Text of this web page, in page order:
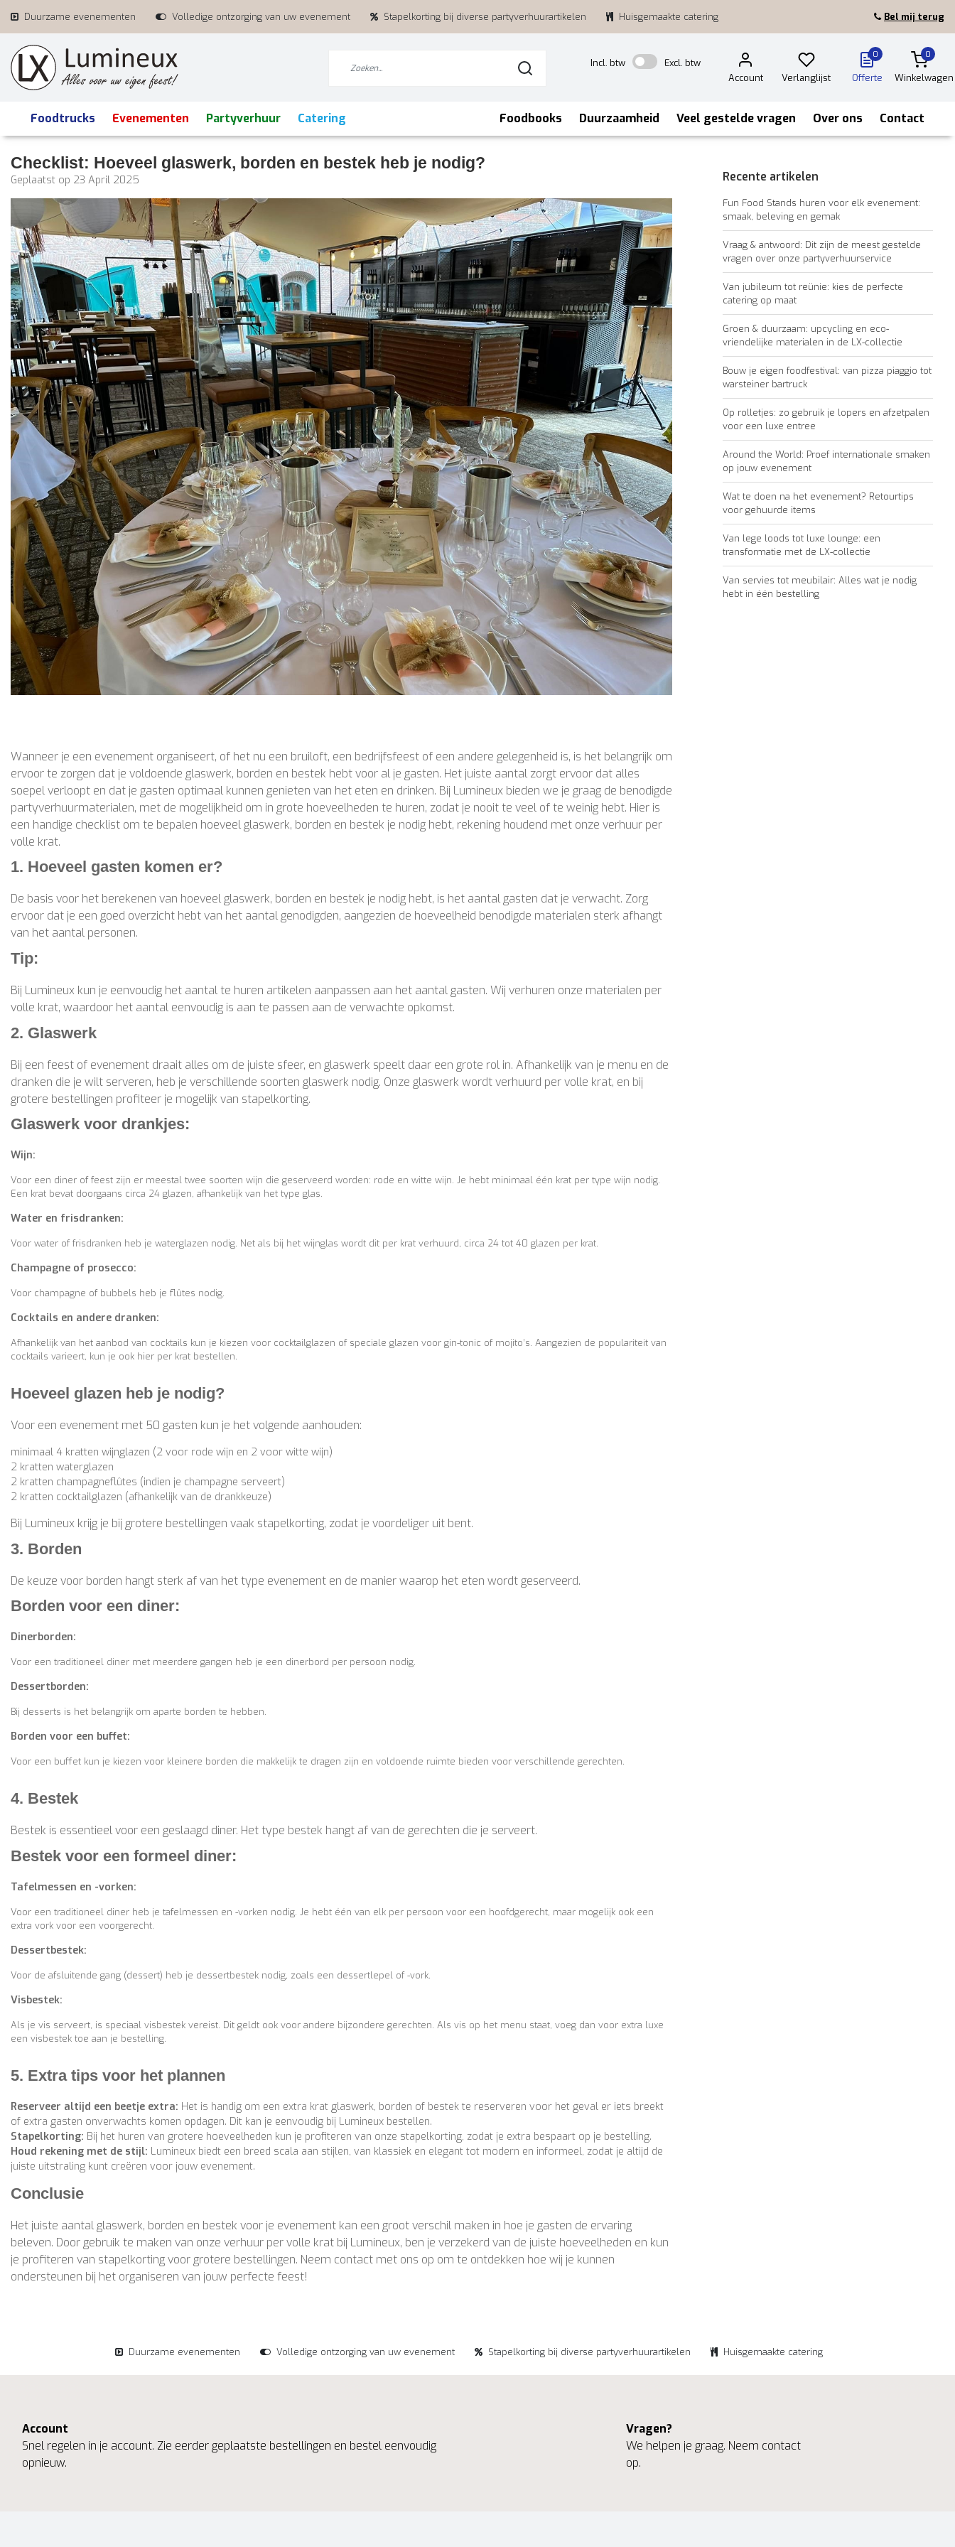
Duurzame evenementen Volledige ontzorging van uw evenement Stapelkorting bij diverse partyverhuurartikelen Huisgemaakte catering Bel mij terug
Incl. btw
Excl. btw
Account
Verlanglijst
0
Offerte
0
Winkelwagen
Foodtrucks Evenementen Partyverhuur Catering Foodbooks Duurzaamheid Veel gestelde vragen Over ons Contact
Checklist: Hoeveel glaswerk, borden en bestek heb je nodig?
Geplaatst op 23 April 2025
Wanneer je een evenement organiseert, of het nu een bruiloft, een bedrijfsfeest of een andere gelegenheid is, is het belangrijk om
ervoor te zorgen dat je voldoende glaswerk, borden en bestek hebt voor al je gasten. Het juiste aantal zorgt ervoor dat alles
soepel verloopt en dat je gasten optimaal kunnen genieten van het eten en drinken. Bij Lumineux bieden we je graag de benodigde
partyverhuurmaterialen, met de mogelijkheid om in grote hoeveelheden te huren, zodat je nooit te veel of te weinig hebt. Hier is
een handige checklist om te bepalen hoeveel glaswerk, borden en bestek je nodig hebt, rekening houdend met onze verhuur per
volle krat.
1. Hoeveel gasten komen er?
De basis voor het berekenen van hoeveel glaswerk, borden en bestek je nodig hebt, is het aantal gasten dat je verwacht. Zorg
ervoor dat je een goed overzicht hebt van het aantal genodigden, aangezien de hoeveelheid benodigde materialen sterk afhangt
van het aantal personen.
Tip:
Bij Lumineux kun je eenvoudig het aantal te huren artikelen aanpassen aan het aantal gasten. Wij verhuren onze materialen per
volle krat, waardoor het aantal eenvoudig is aan te passen aan de verwachte opkomst.
2. Glaswerk
Bij een feest of evenement draait alles om de juiste sfeer, en glaswerk speelt daar een grote rol in. Afhankelijk van je menu en de
dranken die je wilt serveren, heb je verschillende soorten glaswerk nodig. Onze glaswerk wordt verhuurd per volle krat, en bij
grotere bestellingen profiteer je mogelijk van stapelkorting.
Glaswerk voor drankjes:
Wijn:
Voor een diner of feest zijn er meestal twee soorten wijn die geserveerd worden: rode en witte wijn. Je hebt minimaal één krat per type wijn nodig.
Een krat bevat doorgaans circa 24 glazen, afhankelijk van het type glas.
Water en frisdranken:
Voor water of frisdranken heb je waterglazen nodig. Net als bij het wijnglas wordt dit per krat verhuurd, circa 24 tot 40 glazen per krat.
Champagne of prosecco:
Voor champagne of bubbels heb je flûtes nodig.
Cocktails en andere dranken:
Afhankelijk van het aanbod van cocktails kun je kiezen voor cocktailglazen of speciale glazen voor gin-tonic of mojito’s. Aangezien de populariteit van
cocktails varieert, kun je ook hier per krat bestellen.
Hoeveel glazen heb je nodig?
Voor een evenement met 50 gasten kun je het volgende aanhouden:
minimaal 4 kratten wijnglazen (2 voor rode wijn en 2 voor witte wijn)
2 kratten waterglazen
2 kratten champagneflûtes (indien je champagne serveert)
2 kratten cocktailglazen (afhankelijk van de drankkeuze)
Bij Lumineux krijg je bij grotere bestellingen vaak stapelkorting, zodat je voordeliger uit bent.
3. Borden
De keuze voor borden hangt sterk af van het type evenement en de manier waarop het eten wordt geserveerd.
Borden voor een diner:
Dinerborden:
Voor een traditioneel diner met meerdere gangen heb je een dinerbord per persoon nodig.
Dessertborden:
Bij desserts is het belangrijk om aparte borden te hebben.
Borden voor een buffet:
Voor een buffet kun je kiezen voor kleinere borden die makkelijk te dragen zijn en voldoende ruimte bieden voor verschillende gerechten.
4. Bestek
Bestek is essentieel voor een geslaagd diner. Het type bestek hangt af van de gerechten die je serveert.
Bestek voor een formeel diner:
Tafelmessen en -vorken:
Voor een traditioneel diner heb je tafelmessen en -vorken nodig. Je hebt één van elk per persoon voor een hoofdgerecht, maar mogelijk ook een
extra vork voor een voorgerecht.
Dessertbestek:
Voor de afsluitende gang (dessert) heb je dessertbestek nodig, zoals een dessertlepel of -vork.
Visbestek:
Als je vis serveert, is speciaal visbestek vereist. Dit geldt ook voor andere bijzondere gerechten. Als vis op het menu staat, voeg dan voor extra luxe
een visbestek toe aan je bestelling.
5. Extra tips voor het plannen
Reserveer altijd een beetje extra: Het is handig om een extra krat glaswerk, borden of bestek te reserveren voor het geval er iets breekt
of extra gasten onverwachts komen opdagen. Dit kan je eenvoudig bij Lumineux bestellen.
Stapelkorting: Bij het huren van grotere hoeveelheden kun je profiteren van onze stapelkorting, zodat je extra bespaart op je bestelling.
Houd rekening met de stijl: Lumineux biedt een breed scala aan stijlen, van klassiek en elegant tot modern en informeel, zodat je altijd de
juiste uitstraling kunt creëren voor jouw evenement.
Conclusie
Het juiste aantal glaswerk, borden en bestek voor je evenement kan een groot verschil maken in hoe je gasten de ervaring
beleven. Door gebruik te maken van onze verhuur per volle krat bij Lumineux, ben je verzekerd van de juiste hoeveelheden en kun
je profiteren van stapelkorting voor grotere bestellingen. Neem contact met ons op om te ontdekken hoe wij je kunnen
ondersteunen bij het organiseren van jouw perfecte feest!
Recente artikelen
Fun Food Stands huren voor elk evenement:
smaak, beleving en gemak
Vraag & antwoord: Dit zijn de meest gestelde
vragen over onze partyverhuurservice
Van jubileum tot reünie: kies de perfecte
catering op maat
Groen & duurzaam: upcycling en eco-
vriendelijke materialen in de LX-collectie
Bouw je eigen foodfestival: van pizza piaggio tot
warsteiner bartruck
Op rolletjes: zo gebruik je lopers en afzetpalen
voor een luxe entree
Around the World: Proef internationale smaken
op jouw evenement
Wat te doen na het evenement? Retourtips
voor gehuurde items
Van lege loods tot luxe lounge: een
transformatie met de LX-collectie
Van servies tot meubilair: Alles wat je nodig
hebt in één bestelling
Duurzame evenementen Volledige ontzorging van uw evenement Stapelkorting bij diverse partyverhuurartikelen Huisgemaakte catering
Account
Snel regelen in je account. Zie eerder geplaatste bestellingen en bestel eenvoudig
opnieuw.
Vragen?
We helpen je graag. Neem contact
op.